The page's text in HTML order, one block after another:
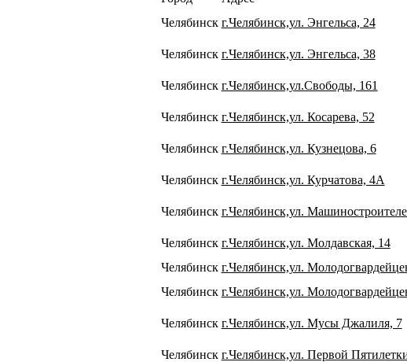
Челябинск г.Челябинск,ул. Энгельса, 24
Челябинск г.Челябинск,ул. Энгельса, 38
Челябинск г.Челябинск,ул.Свободы, 161
Челябинск г.Челябинск,ул. Косарева, 52
Челябинск г.Челябинск,ул. Кузнецова, 6
Челябинск г.Челябинск,ул. Курчатова, 4А
Челябинск г.Челябинск,ул.
Челябинск г.Челябинск,ул. Молдавская, 14
Челябинск г.Челябинск,ул.
Челябинск г.Челябинск,ул.
Челябинск г.Челябинск,ул. Мусы Джалиля, 7
Челябинск г.Челябинск,ул. Первой